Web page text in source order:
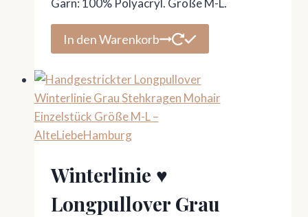
Garn: 100% Polyacryl. Größe M-L.
In den Warenkorb
Winterlinie ♥
Longpullover Grau